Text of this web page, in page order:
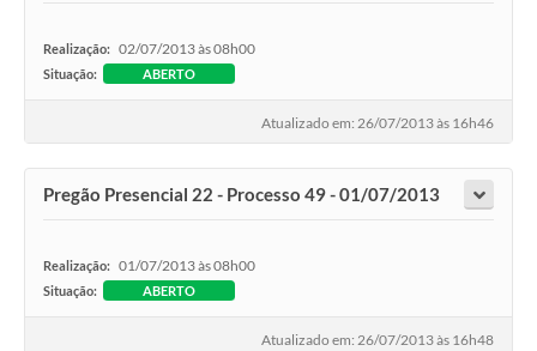
Realização: 02/07/2013 às 08h00
Situação: ABERTO
Atualizado em: 26/07/2013 às 16h46
Pregão Presencial 22 - Processo 49 - 01/07/2013
Realização: 01/07/2013 às 08h00
Situação: ABERTO
Atualizado em: 26/07/2013 às 16h48